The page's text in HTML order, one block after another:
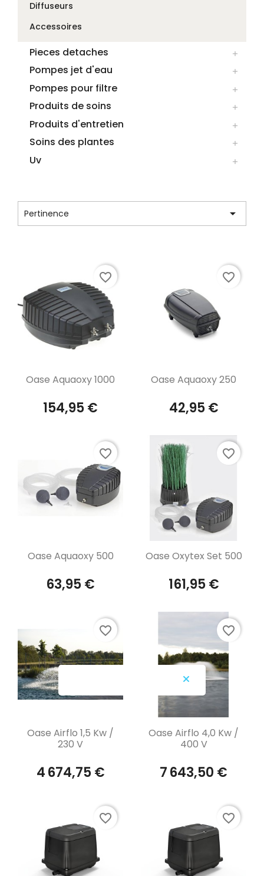
Diffuseurs
Accessoires
Pieces detaches 
Pompes jet d'eau 
Pompes pour filtre 
Produits de soins 
Produits d'entretien 
Soins des plantes 
Uv 
Pertinence 
Aperçu rapide
Oase Aquaoxy 1000
154,95 €
favorite_border
Aperçu rapide
Oase Aquaoxy 250
42,95 €
favorite_border
Aperçu rapide
Oase Aquaoxy 500
63,95 €
favorite_border
Aperçu rapide
Oase Oxytex Set 500
161,95 €
favorite_border
Aperçu rapide
Oase Airflo 1,5 Kw /
230 V
4 674,75 €
favorite_border
Aperçu rapide
Oase Airflo 4,0 Kw /
400 V
7 643,50 €
favorite_border
favorite_border favorite_border